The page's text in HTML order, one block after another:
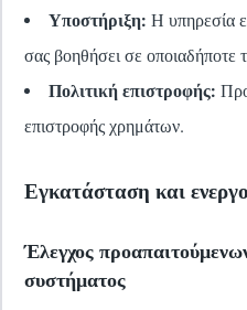
Υποστήριξη: Η υπηρεσία
σας βοηθήσει σε οποιαδήποτε
Πολιτική επιστροφής:
επιστροφής χρημάτων.
Εγκατάσταση και
Έλεγχος
συστήματος